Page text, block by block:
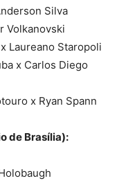
Silva
Volkanovski
Laureano Staropoli
x Carlos Diego
x Ryan Spann
de Brasília):